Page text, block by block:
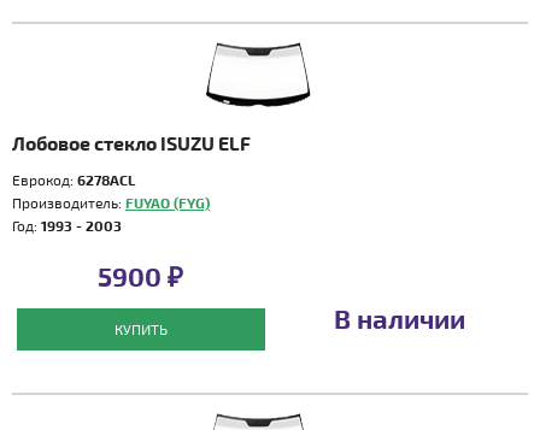
Лобовое стекло ISUZU ELF
Еврокод: 6278ACL
Производитель: FUYAO (FYG)
Год: 1993 - 2003
5900 ₽
КУПИТЬ В наличии